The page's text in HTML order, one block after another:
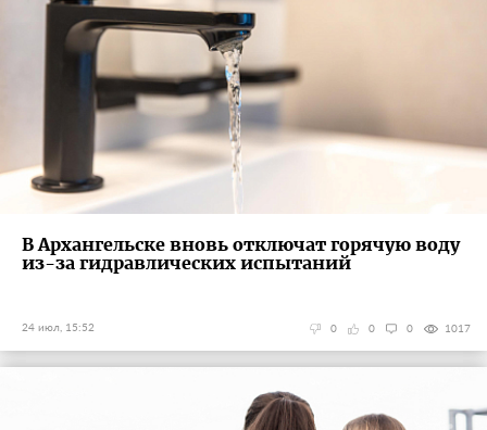
В Архангельске вновь отключат горячую воду
из-за гидравлических испытаний
24 июл, 15:52 1017
0
0
0